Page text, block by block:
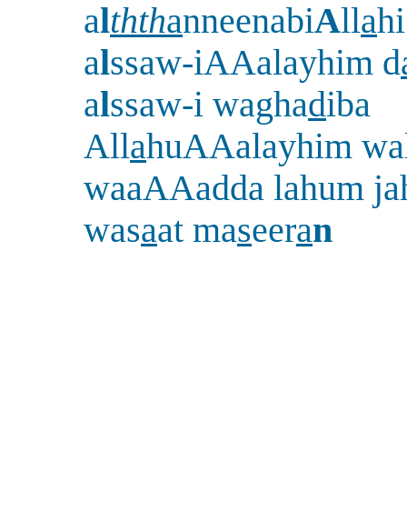
alththanneenabiAlla
alssaw-iAAalayhim d
alssaw-i waghadiba
AllahuAAalayhim
waaAAadda lahum
wasaat maseeran